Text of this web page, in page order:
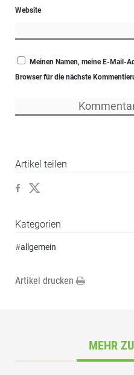
Website
Meinen Namen, meine E-Mail-
Browser für die nächste
Artikel teilen
Kategorien
#allgemein
Artikel drucken
MEHR